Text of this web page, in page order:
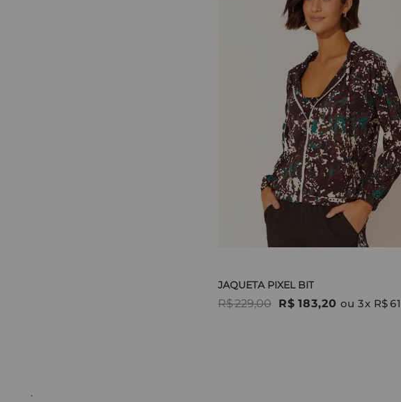
JAQUETA PIXEL BIT
R$229,00 R$ 183,20 ou3x R$61
.